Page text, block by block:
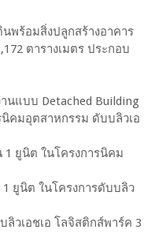
นพร้อมสิ่งปลูกสร้างอาคาร
ตารางเมตร ประกอบ
นแบบ Detached Building
คมอุตสาหกรรม ดับบลิวเอ
1 ยูนิต ในโครงการนิคม
ยูนิต ในโครงการดับบลิว
วเอชเอ โลจิสติกส์พาร์ค 3